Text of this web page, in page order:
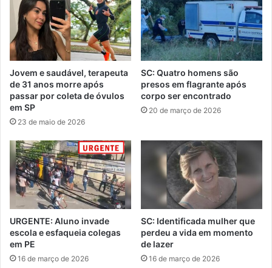
Jovem e saudável, terapeuta
de 31 anos morre após
passar por coleta de óvulos
em SP
23 de maio de 2026
SC: Quatro homens são
presos em flagrante após
corpo ser encontrado
20 de março de 2026
URGENTE: Aluno invade
escola e esfaqueia colegas
em PE
16 de março de 2026
SC: Identificada mulher que
perdeu a vida em momento
de lazer
16 de março de 2026